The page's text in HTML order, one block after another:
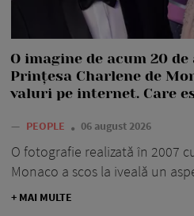
O imagine de acum 20 de
Prințesa Charlene de
valuri pe internet. Care
— PEOPLE 06 august 2026
O fotografie realizată în 2007
Monaco a scos la iveală un
+ MAI MULTE